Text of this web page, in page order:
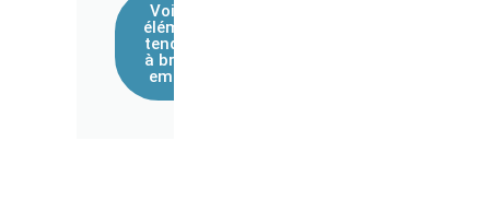
Voir les
éléments
tendeurs
à bras et
embase